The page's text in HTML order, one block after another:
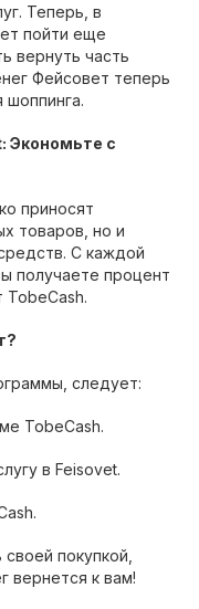
Теперь, в
пойти еще
вернуть часть
Фейсовет теперь
Экономьте с
приносят
товаров, но и
С каждой
получаете процент
TobeCash.
следует:
TobeCash.
в Feisovet.
покупкой,
вернется к вам!